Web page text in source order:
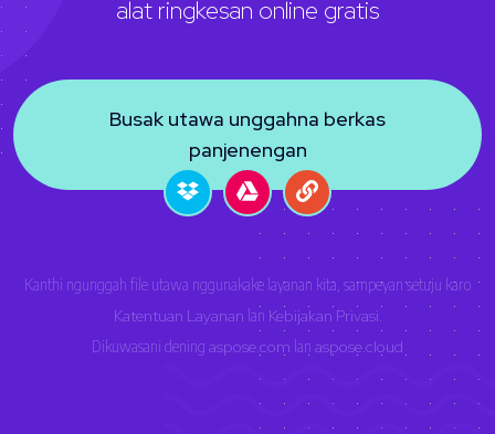
alat ringkesan online gratis
Busak utawa unggahna berkas
panjenengan
Kanthi ngunggah file utawa nggunakake layanan kita, sampeyan setuju karo
Katentuan Layanan lan Kebijakan Privasi
Dikuwasani dening aspose.com lan aspose.cloud